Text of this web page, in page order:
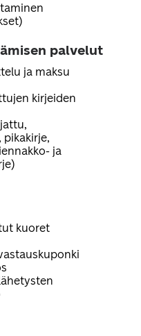
palvelut
ja maksu
kirjeiden
ja
kuoret